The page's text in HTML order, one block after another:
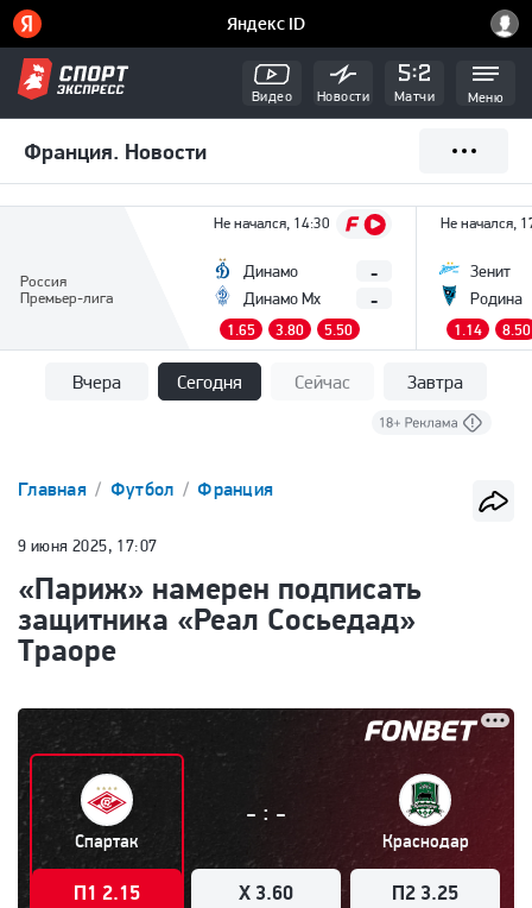
Видео Новости Матчи Меню
Франция. Новости
Россия
Премьер-лига
Не начался, 14:30
Динамо
Динамо Мх
-
-
1.65 3.80 5.50
Не начался,
Зенит
Родина
1.14 8.50
Вчера Сегодня Сейчас Завтра
Главная Футбол Франция
9 июня 2025, 17:07
«Париж» намерен подписать
защитника «Реал Сосьедад»
Траоре
Спартак
П1 2.15
- : -
X 3.60
Краснодар
П2 3.25